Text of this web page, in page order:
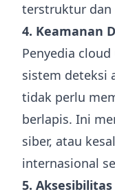
terstruktur dan
4. Keamanan
Penyedia
sistem deteksi
tidak perlu
berlapis. Ini
siber, atau
internasional
5.